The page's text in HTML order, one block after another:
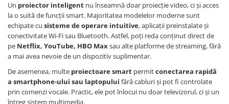
Un proiector inteligent nu înseamnă doar proiecție video, ci și acces
la o suită de funcții smart. Majoritatea modelelor moderne sunt
echipate cu sisteme de operare intuitive, aplicații preinstalate și
conectivitate Wi-Fi sau Bluetooth. Astfel, poți reda conținut direct de
pe Netflix, YouTube, HBO Maxsau alte platforme de streaming, fără
a mai avea nevoie de un dispozitiv suplimentar.
De asemenea, multe proiectoare smart permitconectarea rapidă
a smartphone-ului sau laptopului fără cabluri și pot fi controlate
prin comenzi vocale. Practic, ele pot înlocui nu doar televizorul, ci și un
întreg sistem multimedia.